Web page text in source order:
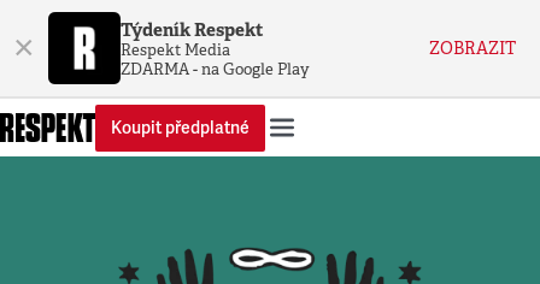
× Týdeník Respekt
Respekt Media
ZDARMA - na Google Play
ZOBRAZIT
Koupit předplatné